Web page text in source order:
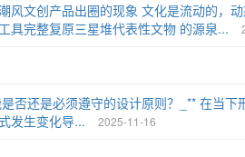
风文创产品出圈的现象 文化是流动的，
具完整复原三星堆代表性文物 的源泉...
否还是必须遵守的设计原则？_** 在当
发生变化导...
2025-11-16